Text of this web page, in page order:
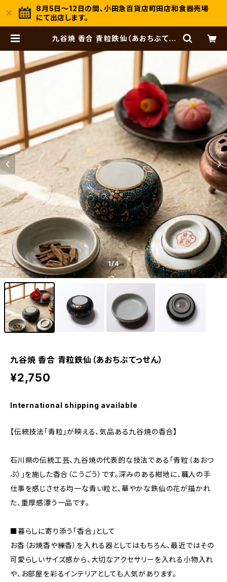
8月5日～12日の間、小田急百貨店町田店和食器売場
にて出店します。
九谷焼 香合 青粒鉄仙（あおちぶてっ
1/4
九谷焼 香合 青粒鉄仙（あおちぶてっせん）
¥2,750
International shipping available
【伝統技法「青粒」が映える、気品ある九谷焼の香合】
石川県の伝統工芸、九谷焼の代表的な技法である「青粒（あおつ
ぶ）」を施した香合（こうごう）です。深みのある紺地に、職人の手
仕事を感じさせる均一な青い粒と、華やかな鉄仙の花が描かれ
た、重厚感漂う一品です。
■暮らしに寄り添う「香合」として
お香（お焼香や練香）を入れる器としてはもちろん、最近ではその
可愛らしいサイズ感から、大切なアクセサリーを入れる小物入れ
や、お部屋を彩るインテリアとしても人気があります。